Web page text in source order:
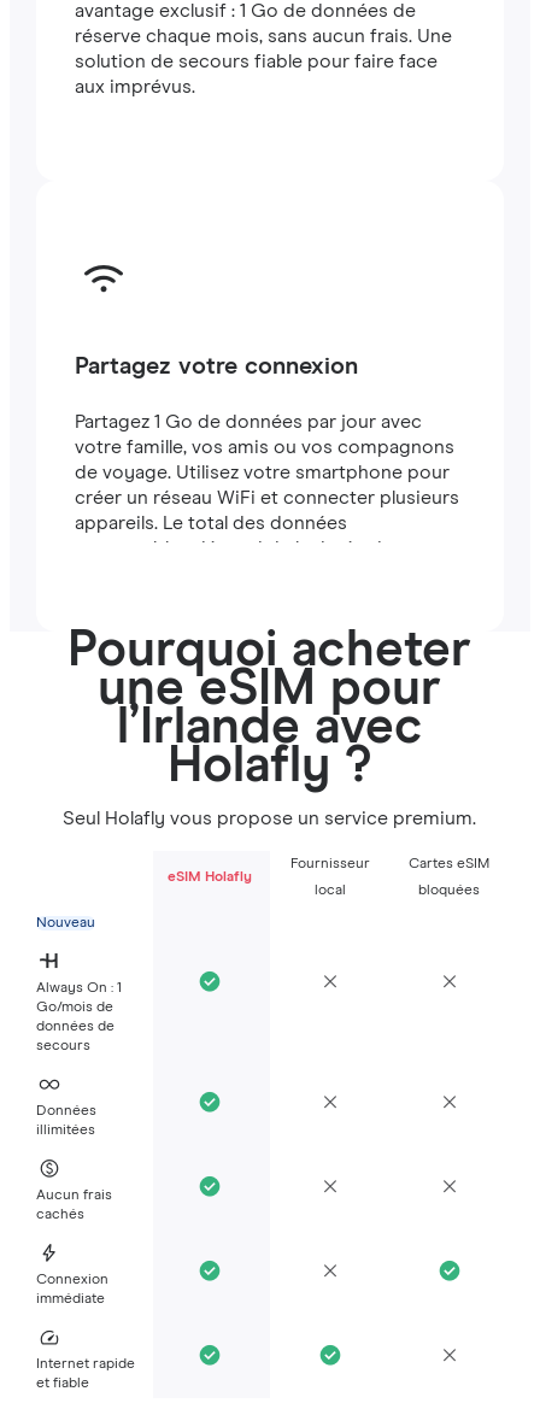
avantage exclusif : 1 Go de données de
réserve chaque mois, sans aucun frais. Une
solution de secours fiable pour faire face
aux imprévus.
Partagez votre connexion
Partagez 1 Go de données par jour avec
votre famille, vos amis ou vos compagnons
de voyage. Utilisez votre smartphone pour
créer un réseau WiFi et connecter plusieurs
appareils. Le total des données
partageables dépend de la durée de votre
Pourquoi acheter
une eSIM pour
l’Irlande avec
Holafly ?
Seul Holafly vous propose un service premium.
eSIM Holafly
Fournisseur
local
Cartes eSIM
bloquées
Nouveau
Always On : 1
Go/mois de
données de
secours
Données
illimitées
Aucun frais
cachés
Connexion
immédiate
Internet rapide
et fiable